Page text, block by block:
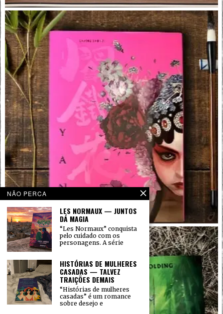
NÃO PERCA
LES NORMAUX — JUNTOS
DÁ MAGIA
“Les Normaux” conquista
pelo cuidado com os
personagens. A série
HISTÓRIAS DE MULHERES
CASADAS — TALVEZ
TRAIÇÕES DEMAIS
“Histórias de mulheres
casadas” é um romance
sobre desejo e